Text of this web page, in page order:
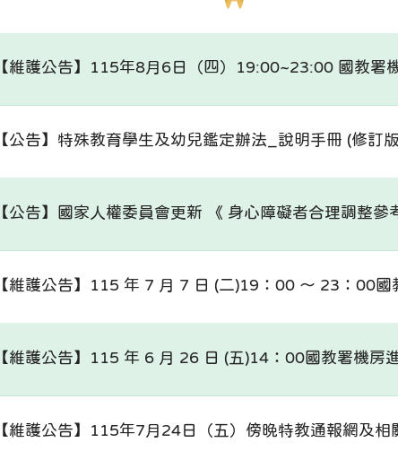
【維護公告】115年8月6日（四）19:00~23:00 國教署
【公告】特殊教育學生及幼兒鑑定辦法_說明手冊 (修訂
【公告】國家人權委員會更新 《 身心障礙者合理調整參
【維護公告】115 年 7 月 7 日 (二)19：00 ～ 23：00國
【維護公告】115 年 6 月 26 日 (五)14：00國教署機房
【維護公告】115年7月24日（五）傍晚特教通報網及